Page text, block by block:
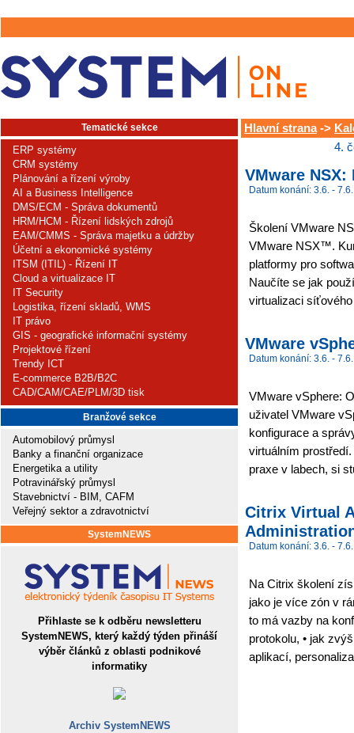
Tematické sekce
ERP systémy
CRM systémy
Plánování a řízení výroby
AI a Business Intelligence
DMS/ECM - Správa dokumentů
HRM/HCM - Řízení lidských zdrojů
EAM/CMMS - Správa majetku a údržby
Účetní a ekonomické systémy
ITSM (ITIL) - Řízení IT
Cloud a virtualizace IT
IT Security
Logistika, řízení skladů, WMS
IT právo
GIS - geografické informační systémy
Projektové řízení
Trendy ICT
E-commerce B2B/B2C
CAD/CAM/CAE/PLM/3D tisk
Branžové sekce
Automobilový průmysl
Banky a finanční organizace
Energetika a utility
Potravinářský průmysl
Stavebnictví - BIM, CAFM
Veřejný sektor a zdravotnictví
SystemNEWS
Přihlaste se k odběru newsletteru
SystemNEWS, který každý týden přináší
výběr článků z oblasti podnikové
informatiky
Archiv SystemNEWS
Hlavní strana->
4.
VMware
Datum konání: 3.6. - 7.6.
Školení VMware
VMware NSX™.
platformy pro
Naučíte se jak
virtualizaci
VMware
Datum konání: 3.6. - 7.6.
VMware vSphere:
uživatel VMware
konfigurace a
virtuálním
praxe v labech, si
Citrix Virtual
Datum konání: 3.6. - 7.6.
Na Citrix školení
jako je více zón v
to má vazby na
protokolu, • jak
aplikací,